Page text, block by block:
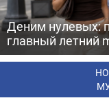
Деним нулевых:
главный летний